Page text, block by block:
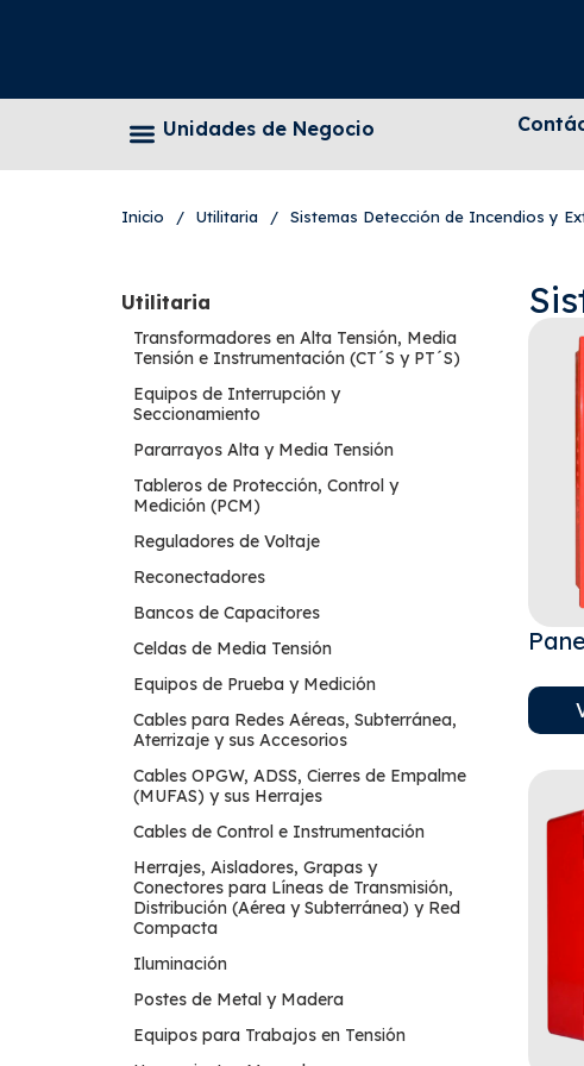
Unidades de Negocio
Inicio / Utilitaria / Sistemas Detección de Incendios y
Utilitaria
Transformadores en Alta Tensión, Media
Tensión e Instrumentación (CT´S y PT´S)
Equipos de Interrupción y
Seccionamiento
Pararrayos Alta y Media Tensión
Tableros de Protección, Control y
Medición (PCM)
Reguladores de Voltaje
Reconectadores
Bancos de Capacitores
Celdas de Media Tensión
Equipos de Prueba y Medición
Cables para Redes Aéreas, Subterránea,
Aterrizaje y sus Accesorios
Cables OPGW, ADSS, Cierres de Empalme
(MUFAS) y sus Herrajes
Cables de Control e Instrumentación
Herrajes, Aisladores, Grapas y
Conectores para Líneas de Transmisión,
Distribución (Aérea y Subterránea) y Red
Compacta
Iluminación
Postes de Metal y Madera
Equipos para Trabajos en Tensión